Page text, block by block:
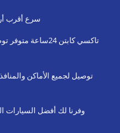
سرع أقرب
تاكسي كابتن
توصيل لجميع الأماكن
وفرنا لك أفضل السيارات